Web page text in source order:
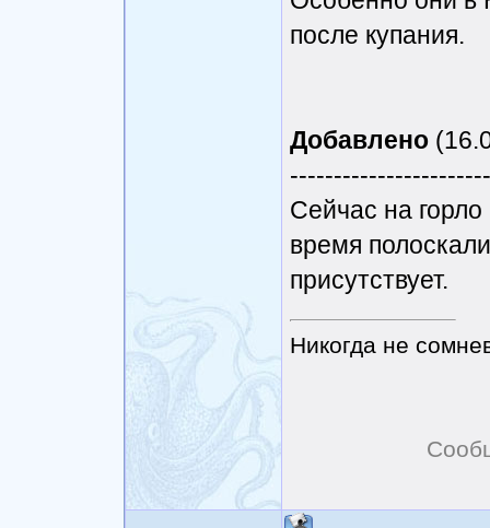
после купания.
Добавлено
Сейчас на
время
присутствует.
Никогда не